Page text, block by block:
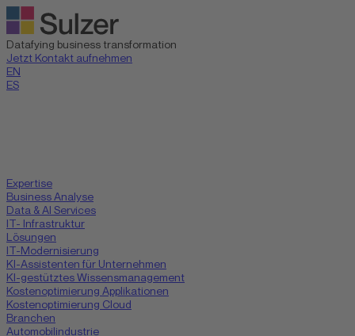
Datafying business transformation
Jetzt Kontakt aufnehmen
EN
ES
Expertise
Business Analyse
Data & AI Services
IT- Infrastruktur
Lösungen
IT-Modernisierung
KI-Assistenten für Unternehmen
KI-gestütztes Wissensmanagement
Kostenoptimierung Applikationen
Kostenoptimierung Cloud
Branchen
Automobilindustrie